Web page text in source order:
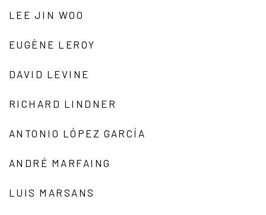
LEE JIN WOO
EUGÈNE LEROY
DAVID LEVINE
RICHARD LINDNER
ANTONIO LÓPEZ GARCÍA
ANDRÉ MARFAING
LUIS MARSANS